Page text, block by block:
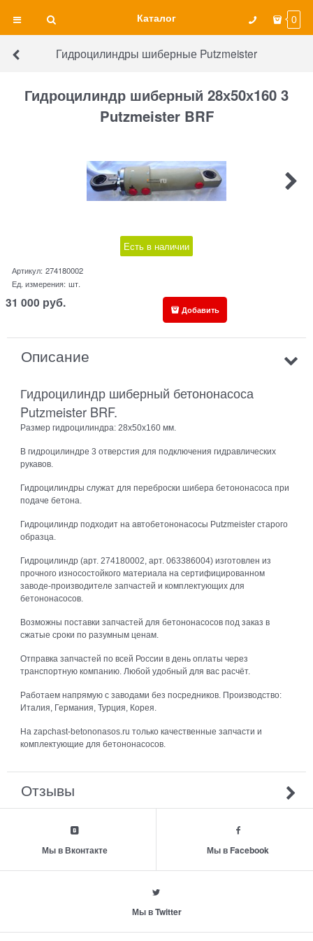
Каталог 0
Гидроцилиндры шиберные Putzmeister
Гидроцилиндр шиберный 28х50х160 3
Putzmeister BRF
Есть в наличии
Артикул: 274180002
Ед. измерения: шт.
31 000 руб. Добавить
Описание
Гидроцилиндр шиберный бетононасоса
Putzmeister BRF.
Размер гидроцилиндра: 28х50х160 мм.
В гидроцилиндре 3 отверстия для подключения гидравлических
рукавов.
Гидроцилиндры служат для переброски шибера бетононасоса при
подаче бетона.
Гидроцилиндр подходит на автобетононасосы Putzmeister старого
образца.
Гидроцилиндр (арт. 274180002, арт. 063386004) изготовлен из
прочного износостойкого материала на сертифицированном
заводе-производителе запчастей и комплектующих для
бетононасосов.
Возможны поставки запчастей для бетононасосов под заказ в
сжатые сроки по разумным ценам.
Отправка запчастей по всей России в день оплаты через
транспортную компанию. Любой удобный для вас расчёт.
Работаем напрямую с заводами без посредников. Производство:
Италия, Германия, Турция, Корея.
На zapchast-betononasos.ru только качественные запчасти и
комплектующие для бетононасосов.
Отзывы
Мы в Вконтакте Мы в Facebook
Мы в Twitter